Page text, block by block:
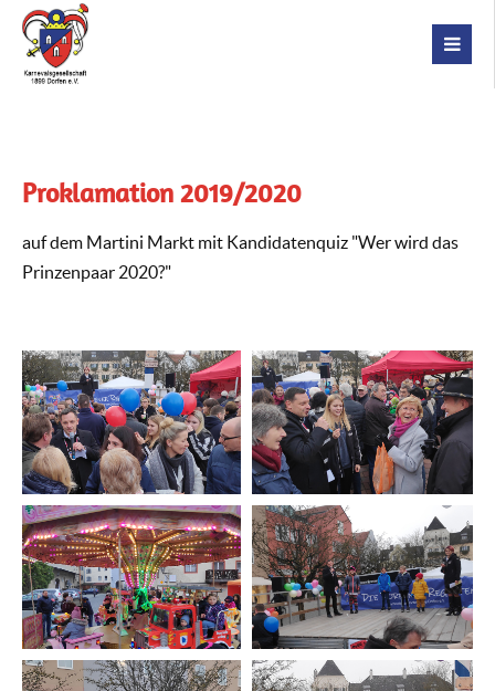
Proklamation 2019/2020
auf dem Martini Markt mit Kandidatenquiz "Wer wird das
Prinzenpaar 2020?"
Suche nach Quiz-Kandidaten im
Publikum
Sympatische Quiz-Kandidatin
gefunden
Jugendleitung Nadine Schöder hält
Ausschau nach EPP-Kandidaten
Wer wird wohl das EPP? Lea, Leon, Leni
oder Enzo?